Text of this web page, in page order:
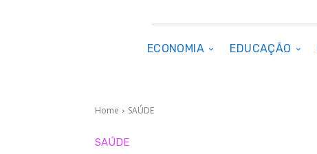
ECONOMIA EDUCAÇÃO
Home SAÚDE
SAÚDE